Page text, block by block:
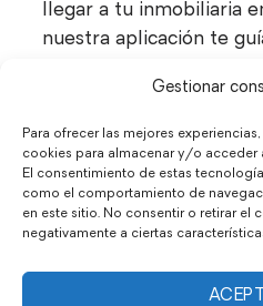
Gestionar
Para ofrecer las mejores
cookies para almacenar y/o acceder
El consentimiento de estas
como el comportamiento de
en este sitio. No consentir o retirar el
negativamente a ciertas
llegar a tu inmobiliaria
nuestra aplicación te
Concierta una visita a la
convenga en nuestra
de Labritja. Con acceso
puedes programar la
inmueble que tanto
CENTURY 21, tu